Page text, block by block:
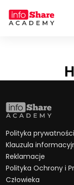
Polityka prywatności
Klauzula
Reklamacje
Polityka Ochrony i
Człowieka